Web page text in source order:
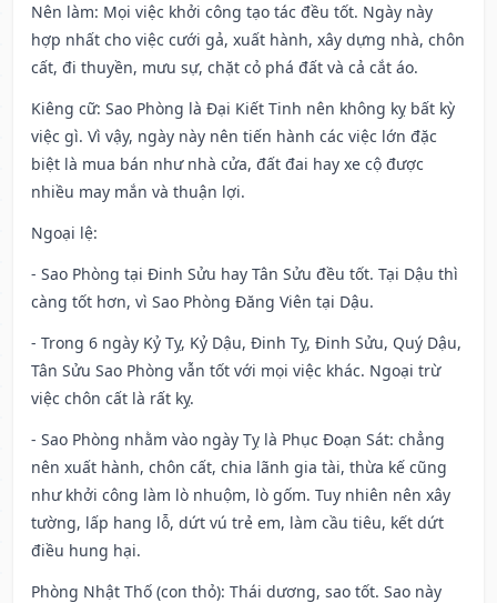
Nên làm: Mọi việc khởi công tạo tác đều tốt. Ngày này
hợp nhất cho việc cưới gả, xuất hành, xây dựng nhà, chôn
cất, đi thuyền, mưu sự, chặt cỏ phá đất và cả cắt áo.
Kiêng cữ: Sao Phòng là Đại Kiết Tinh nên không kỵ bất kỳ
việc gì. Vì vậy, ngày này nên tiến hành các việc lớn đặc
biệt là mua bán như nhà cửa, đất đai hay xe cộ được
nhiều may mắn và thuận lợi.
Ngoại lệ:
- Sao Phòng tại Đinh Sửu hay Tân Sửu đều tốt. Tại Dậu thì
càng tốt hơn, vì Sao Phòng Đăng Viên tại Dậu.
- Trong 6 ngày Kỷ Tỵ, Kỷ Dậu, Đinh Tỵ, Đinh Sửu, Quý Dậu,
Tân Sửu Sao Phòng vẫn tốt với mọi việc khác. Ngoại trừ
việc chôn cất là rất kỵ.
- Sao Phòng nhằm vào ngày Tỵ là Phục Đoạn Sát: chẳng
nên xuất hành, chôn cất, chia lãnh gia tài, thừa kế cũng
như khởi công làm lò nhuộm, lò gốm. Tuy nhiên nên xây
tường, lấp hang lỗ, dứt vú trẻ em, làm cầu tiêu, kết dứt
điều hung hại.
Phòng Nhật Thố (con thỏ): Thái dương, sao tốt. Sao này